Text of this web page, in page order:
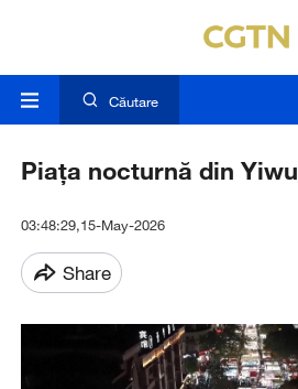
Căutare
Piața nocturnă din Yiwu
03:48:29,15-May-2026
Share